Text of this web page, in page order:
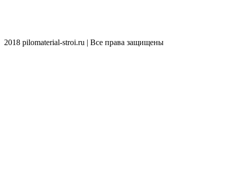
2018 pilomaterial-stroi.ru | Все права защищены